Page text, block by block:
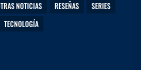
OTRAS NOTICIAS RESEÑAS
SERIES
TECNOLOGÍA